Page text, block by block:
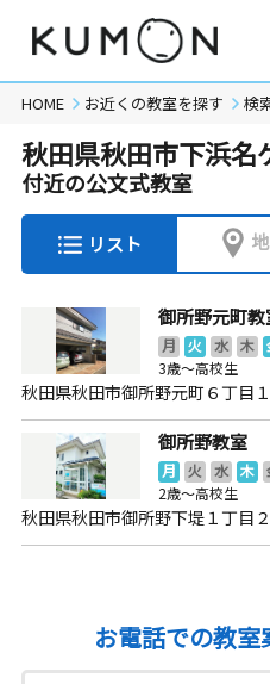
HOME お近くの教室を探す 検
秋田県秋田市下浜名
付近の公文式教室
リスト
御所野元町教
月 火 水 木
3歳～高校生
秋田県秋田市御所野元町６丁目
御所野教室
月 火 水 木
2歳～高校生
秋田県秋田市御所野下堤１丁目
お電話での教室